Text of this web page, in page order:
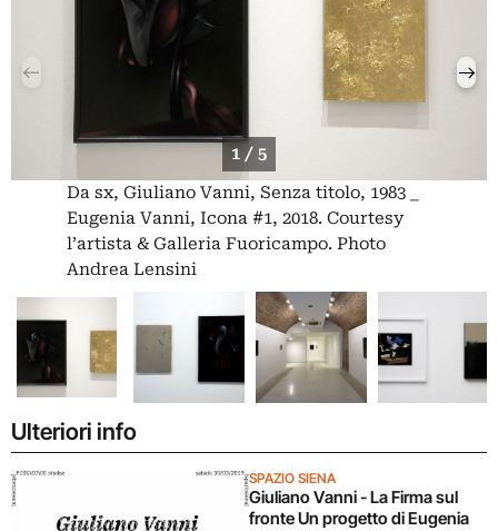
1 / 5
Da sx, Giuliano Vanni, Senza titolo, 1983 _
Eugenia Vanni, Icona #1, 2018. Courtesy
l’artista & Galleria Fuoricampo. Photo
Andrea Lensini
Ulteriori info
SPAZIO SIENA
Giuliano Vanni - La Firma sul
fronte Un progetto di Eugenia